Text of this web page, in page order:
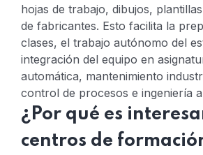
hojas de trabajo, dibujos,
de fabricantes. Esto facilita la
clases, el trabajo autónomo del
integración del equipo en
automática, mantenimiento
control de procesos e ingeniería
¿Por qué es
centros de